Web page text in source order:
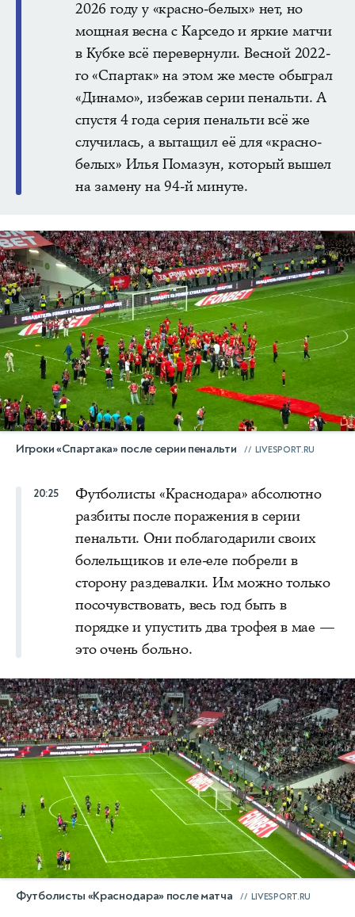
2026 году у «красно-белых» нет, но
мощная весна с Карседо и яркие матчи
в Кубке всё перевернули. Весной 2022-
го «Спартак» на этом же месте обыграл
«Динамо», избежав серии пенальти. А
спустя 4 года серия пенальти всё же
случилась, а вытащил её для «красно-
белых» Илья Помазун, который вышел
на замену на 94-й минуте.
Игроки «Спартака» после серии пенальти LIVESPORT.RU
20:25
Футболисты «Краснодара» абсолютно
разбиты после поражения в серии
пенальти. Они поблагодарили своих
болельщиков и еле-еле побрели в
сторону раздевалки. Им можно только
посочувствовать, весь год быть в
порядке и упустить два трофея в мае —
это очень больно.
Футболисты «Краснодара» после матча LIVESPORT.RU